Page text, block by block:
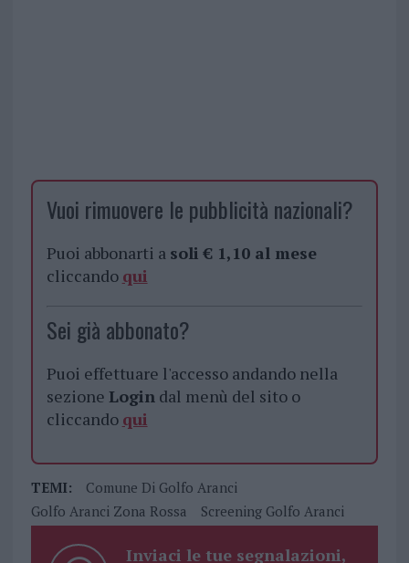
Vuoi rimuovere le pubblicità nazionali?
Puoi abbonarti a soli € 1,10 al mese
cliccando qui
Sei già abbonato?
Puoi effettuare l'accesso andando nella
sezione Login dal menù del sito o
cliccando qui
TEMI:
Comune Di Golfo Aranci
Golfo Aranci Zona Rossa
Screening Golfo Aranci
Inviaci le tue segnalazioni,